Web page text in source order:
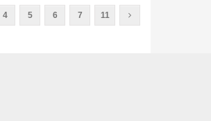
4 5 6 7 11